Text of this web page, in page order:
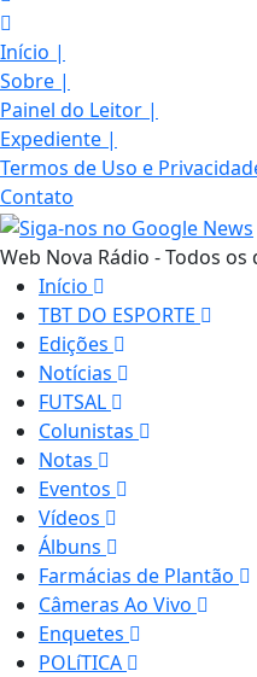
Início |
Sobre |
Painel do Leitor |
Expediente |
Termos de Uso e
Contato
Web Nova Rádio - Todos
Início
TBT DO ESPORTE
Edições
Notícias
FUTSAL
Colunistas
Notas
Eventos
Vídeos
Álbuns
Farmácias de Plantão
Câmeras Ao Vivo
Enquetes
POLíTICA